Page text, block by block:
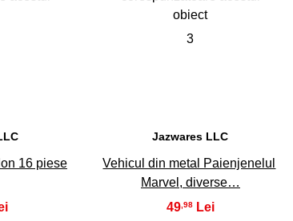
16 piese
3
Jazwares LLC
Vehicul din metal Paienjenelul
Marvel, diverse…
49,98